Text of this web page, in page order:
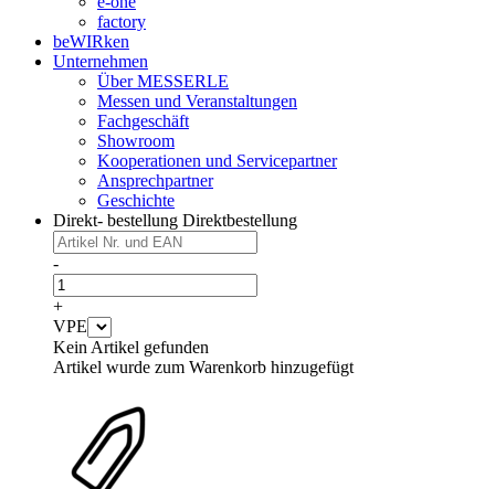
factory
beWIRken
Unternehmen
Über MESSERLE
Messen und Veranstaltungen
Fachgeschäft
Showroom
Kooperationen und Servicepartner
Ansprechpartner
Geschichte
Direkt- bestellung Direktbestellung
-
+
VPE
Kein Artikel gefunden
Artikel wurde zum Warenkorb hinzugefügt